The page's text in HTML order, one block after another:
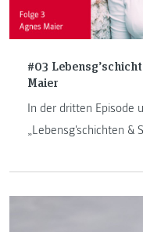
#03
Maier
In der dritten Episode
„Lebensg'schichten &